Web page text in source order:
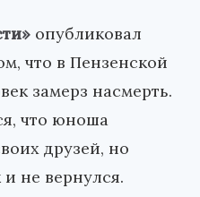
опубликовал
что в Пензенской
замерз насмерть.
что юноша
друзей, но
не вернулся.